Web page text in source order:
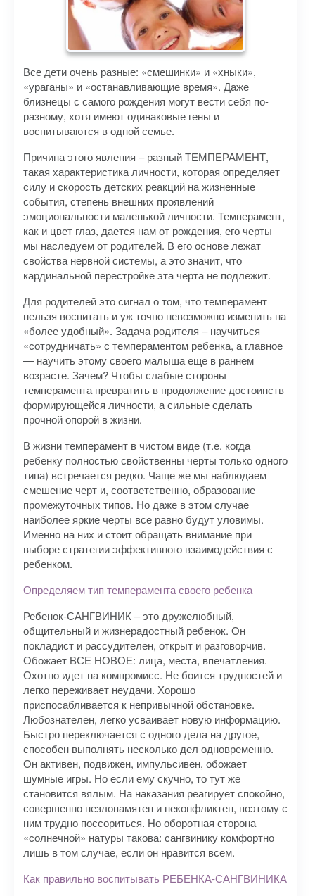
Все дети очень разные: «смешинки» и «хныки»,
«ураганы» и «останавливающие время». Даже
близнецы с самого рождения могут вести себя по-
разному, хотя имеют одинаковые гены и
воспитываются в одной семье.
Причина этого явления – разный ТЕМПЕРАМЕНТ,
такая характеристика личности, которая определяет
силу и скорость детских реакций на жизненные
события, степень внешних проявлений
эмоциональности маленькой личности. Темперамент,
как и цвет глаз, дается нам от рождения, его черты
мы наследуем от родителей. В его основе лежат
свойства нервной системы, а это значит, что
кардинальной перестройке эта черта не подлежит.
Для родителей это сигнал о том, что темперамент
нельзя воспитать и уж точно невозможно изменить на
«более удобный». Задача родителя – научиться
«сотрудничать» с темпераментом ребенка, а главное
— научить этому своего малыша еще в раннем
возрасте. Зачем? Чтобы слабые стороны
темперамента превратить в продолжение достоинств
формирующейся личности, а сильные сделать
прочной опорой в жизни.
В жизни темперамент в чистом виде (т.е. когда
ребенку полностью свойственны черты только одного
типа) встречается редко. Чаще же мы наблюдаем
смешение черт и, соответственно, образование
промежуточных типов. Но даже в этом случае
наиболее яркие черты все равно будут уловимы.
Именно на них и стоит обращать внимание при
выборе стратегии эффективного взаимодействия с
ребенком.
Определяем тип темперамента своего ребенка
Ребенок-САНГВИНИК – это дружелюбный,
общительный и жизнерадостный ребенок. Он
покладист и рассудителен, открыт и разговорчив.
Обожает ВСЕ НОВОЕ: лица, места, впечатления.
Охотно идет на компромисс. Не боится трудностей и
легко переживает неудачи. Хорошо
приспосабливается к непривычной обстановке.
Любознателен, легко усваивает новую информацию.
Быстро переключается с одного дела на другое,
способен выполнять несколько дел одновременно.
Он активен, подвижен, импульсивен, обожает
шумные игры. Но если ему скучно, то тут же
становится вялым. На наказания реагирует спокойно,
совершенно незлопамятен и неконфликтен, поэтому с
ним трудно поссориться. Но оборотная сторона
«солнечной» натуры такова: сангвинику комфортно
лишь в том случае, если он нравится всем.
Как правильно воспитывать РЕБЕНКА-САНГВИНИКА